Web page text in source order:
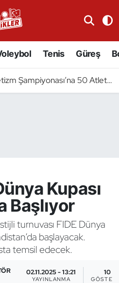
Tenis Güreş
50 Atletle Gidiyor
Kupası
Başlıyor
turnuvası FIDE Dünya
başlayacak.
temsil edecek.
02.11.2025 - 13:21
YAYINLANMA
10